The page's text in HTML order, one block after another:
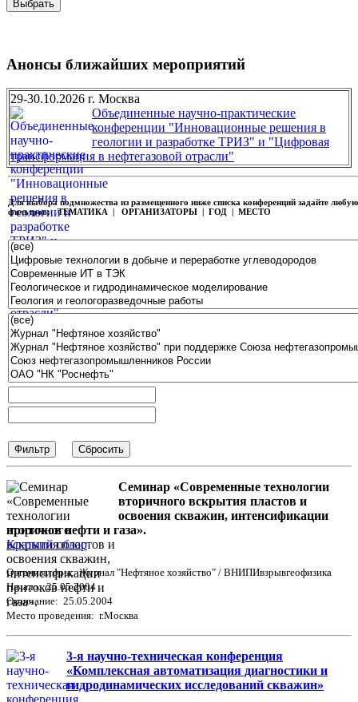
Анонсы ближайших мероприятий
29-30.10.2026 г. Москва
Объединенные научно-практические
конференции "Инновационные решения в
геологии и разработке ТРИЗ" и "Цифровая
трансформация в нефтегазовой отрасли"
Для выбора подмножества из размещенного ниже списка конференций задайте
фильтров:ТЕМАТИКА | ОРГАНИЗАТОРЫ | ГОД | МЕСТО
Семинар «Современные технологии
вторичного вскрытия пластов и
освоения скважин, интенсификации
притоков нефти и газа».
Краткий обзор
Организаторы: Журнал "Нефтяное хозяйство" / ВНИПИвзрывгеофизика
Начало: 25.05.2004
Окончание: 25.05.2004
Место проведения: г.Москва
3-я научно-техническая конференция
«Комплексная автоматизация диагностики и
гидродинамических исследований скважин»